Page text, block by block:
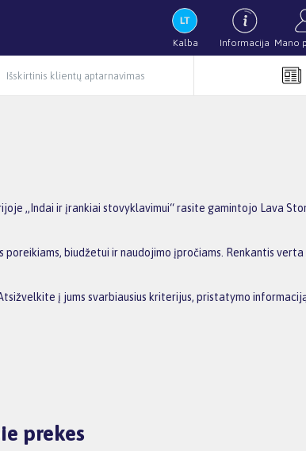
Kalba Informacija Mano
Išskirtinis klientų aptarnavimas
„Indai ir įrankiai stovyklavimui“ rasite gamintojo Lava
biudžetui ir naudojimo įpročiams. Renkantis
į jums svarbiausius kriterijus, pristatymo
prekes